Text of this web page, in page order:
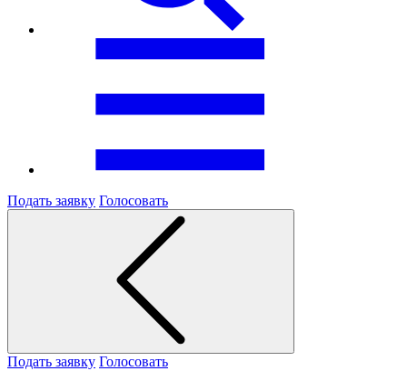
Подать заявку Голосовать
Подать заявку Голосовать